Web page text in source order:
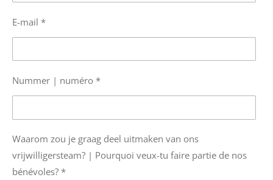
E-mail *
Nummer | numéro *
Waarom zou je graag deel uitmaken van ons
vrijwilligersteam? | Pourquoi veux-tu faire partie de nos
bénévoles? *